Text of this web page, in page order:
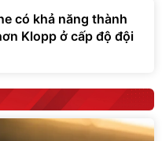
có khả năng thành
Klopp ở cấp độ đội